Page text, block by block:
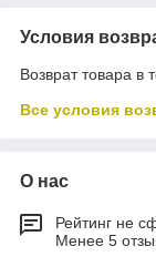
Условия
Возврат товара в
Все условия
О нас
Рейтинг не
Менее 5